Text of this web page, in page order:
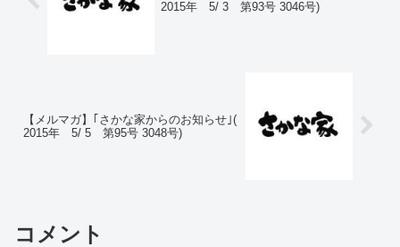
2015年 5/ 3 第93号 3046号)
【メルマガ】｢さかな家からのお知らせ｣(
2015年 5/ 5 第95号 3048号)
コメント